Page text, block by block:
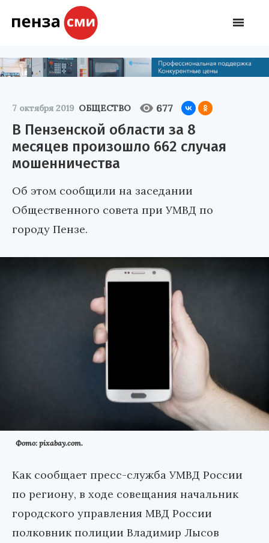
7 октября 2019 ОБЩЕСТВО 677
В Пензенской области за 8
месяцев произошло 662 случая
мошенничества
Об этом сообщили на заседании
Общественного совета при УМВД по
городу Пензе.
Фото: pixabay.com.
Как сообщает пресс-служба УМВД России
по региону, в ходе совещания начальник
городского управления МВД России
полковник полиции Владимир Лысов